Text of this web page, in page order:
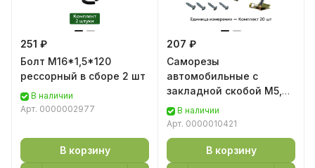
251 ₽
Болт М16*1,5*120
рессорный в сборе 2 шт
В наличии
Арт. 0000002977
В корзину
207 ₽
Саморезы
автомобильные с
закладной скобой М5,
20 штВ наличии
Арт. 0000010421
В корзину